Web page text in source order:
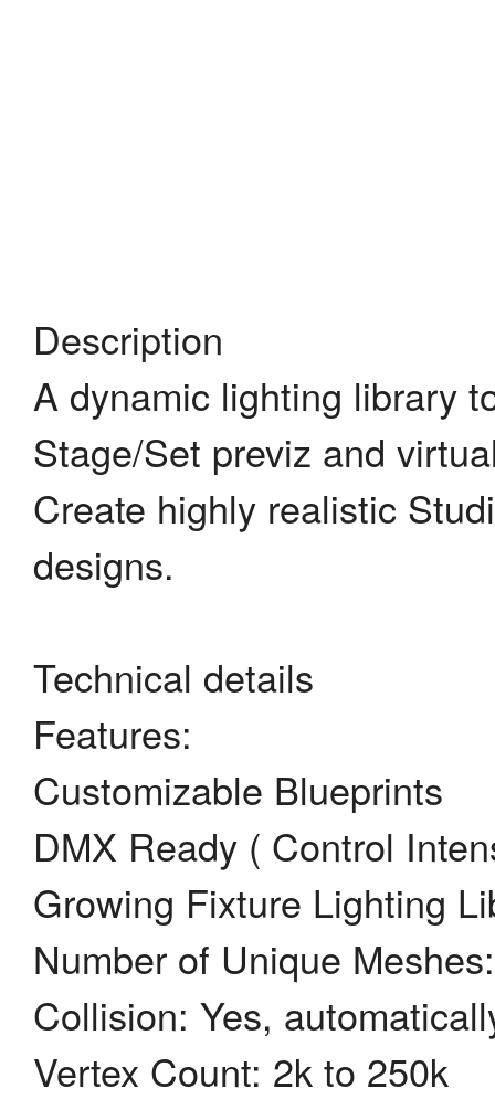
Description
A dynamic lighting library
Stage/Set previz and
Create highly realistic
designs.
Technical details
Features:
Customizable Blueprints
DMX Ready ( Control
Growing Fixture Lighting
Number of Unique
Collision: Yes,
Vertex Count: 2k to 250k